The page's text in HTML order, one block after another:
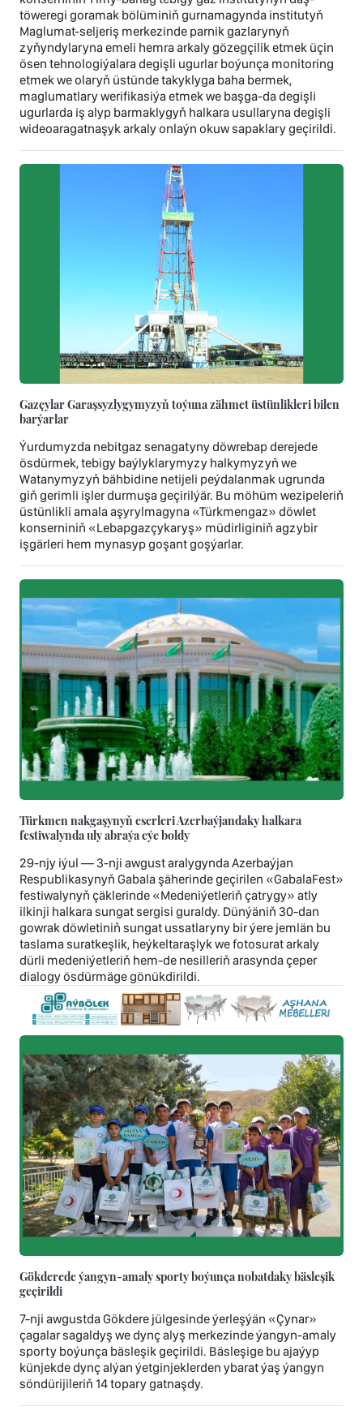
töweregi goramak bölüminiň gurnamagynda institutyň
Maglumat-seljeriş merkezinde parnik gazlarynyň
zyňyndylaryna emeli hemra arkaly gözegçilik etmek üçin
ösen tehnologiýalara degişli ugurlar boýunça monitoring
etmek we olaryň üstünde takyklyga baha bermek,
maglumatlary werifikasiýa etmek we başga-da degişli
ugurlarda iş alyp barmaklygyň halkara usullaryna degişli
wideoaragatnaşyk arkaly onlaýn okuw sapaklary geçirildi.
Gazçylar Garaşsyzlygymyzyň toýuna zähmet üstünlikleri bilen
barýarlar
Ýurdumyzda nebitgaz senagatyny döwrebap derejede
ösdürmek, tebigy baýlyklarymyzy halkymyzyň we
Watanymyzyň bähbidine netijeli peýdalanmak ugrunda
giň gerimli işler durmuşa geçirilýär. Bu möhüm wezipeleriň
üstünlikli amala aşyrylmagyna «Türkmengaz» döwlet
konserniniň «Lebapgazçykaryş» müdirliginiň agzybir
işgärleri hem mynasyp goşant goşýarlar.
Türkmen nakgaşynyň eserleri Azerbaýjandaky halkara
festiwalynda uly abraýa eýe boldy
29-njy iýul — 3-nji awgust aralygynda Azerbaýjan
Respublikasynyň Gabala şäherinde geçirilen «GabalaFest»
festiwalynyň çäklerinde «Medeniýetleriň çatrygy» atly
ilkinji halkara sungat sergisi guraldy. Dünýäniň 30-dan
gowrak döwletiniň sungat ussatlaryny bir ýere jemlän bu
taslama suratkeşlik, heýkeltaraşlyk we fotosurat arkaly
dürli medeniýetleriň hem-de nesilleriň arasynda çeper
dialogy ösdürmäge gönükdirildi.
Gökderede ýangyn-amaly sporty boýunça nobatdaky bäsleşik
geçirildi
7-nji awgustda Gökdere jülgesinde ýerleşýän «Çynar»
çagalar sagaldyş we dynç alyş merkezinde ýangyn-amaly
sporty boýunça bäsleşik geçirildi. Bäsleşige bu ajaýyp
künjekde dynç alýan ýetginjeklerden ybarat ýaş ýangyn
söndürijileriň 14 topary gatnaşdy.